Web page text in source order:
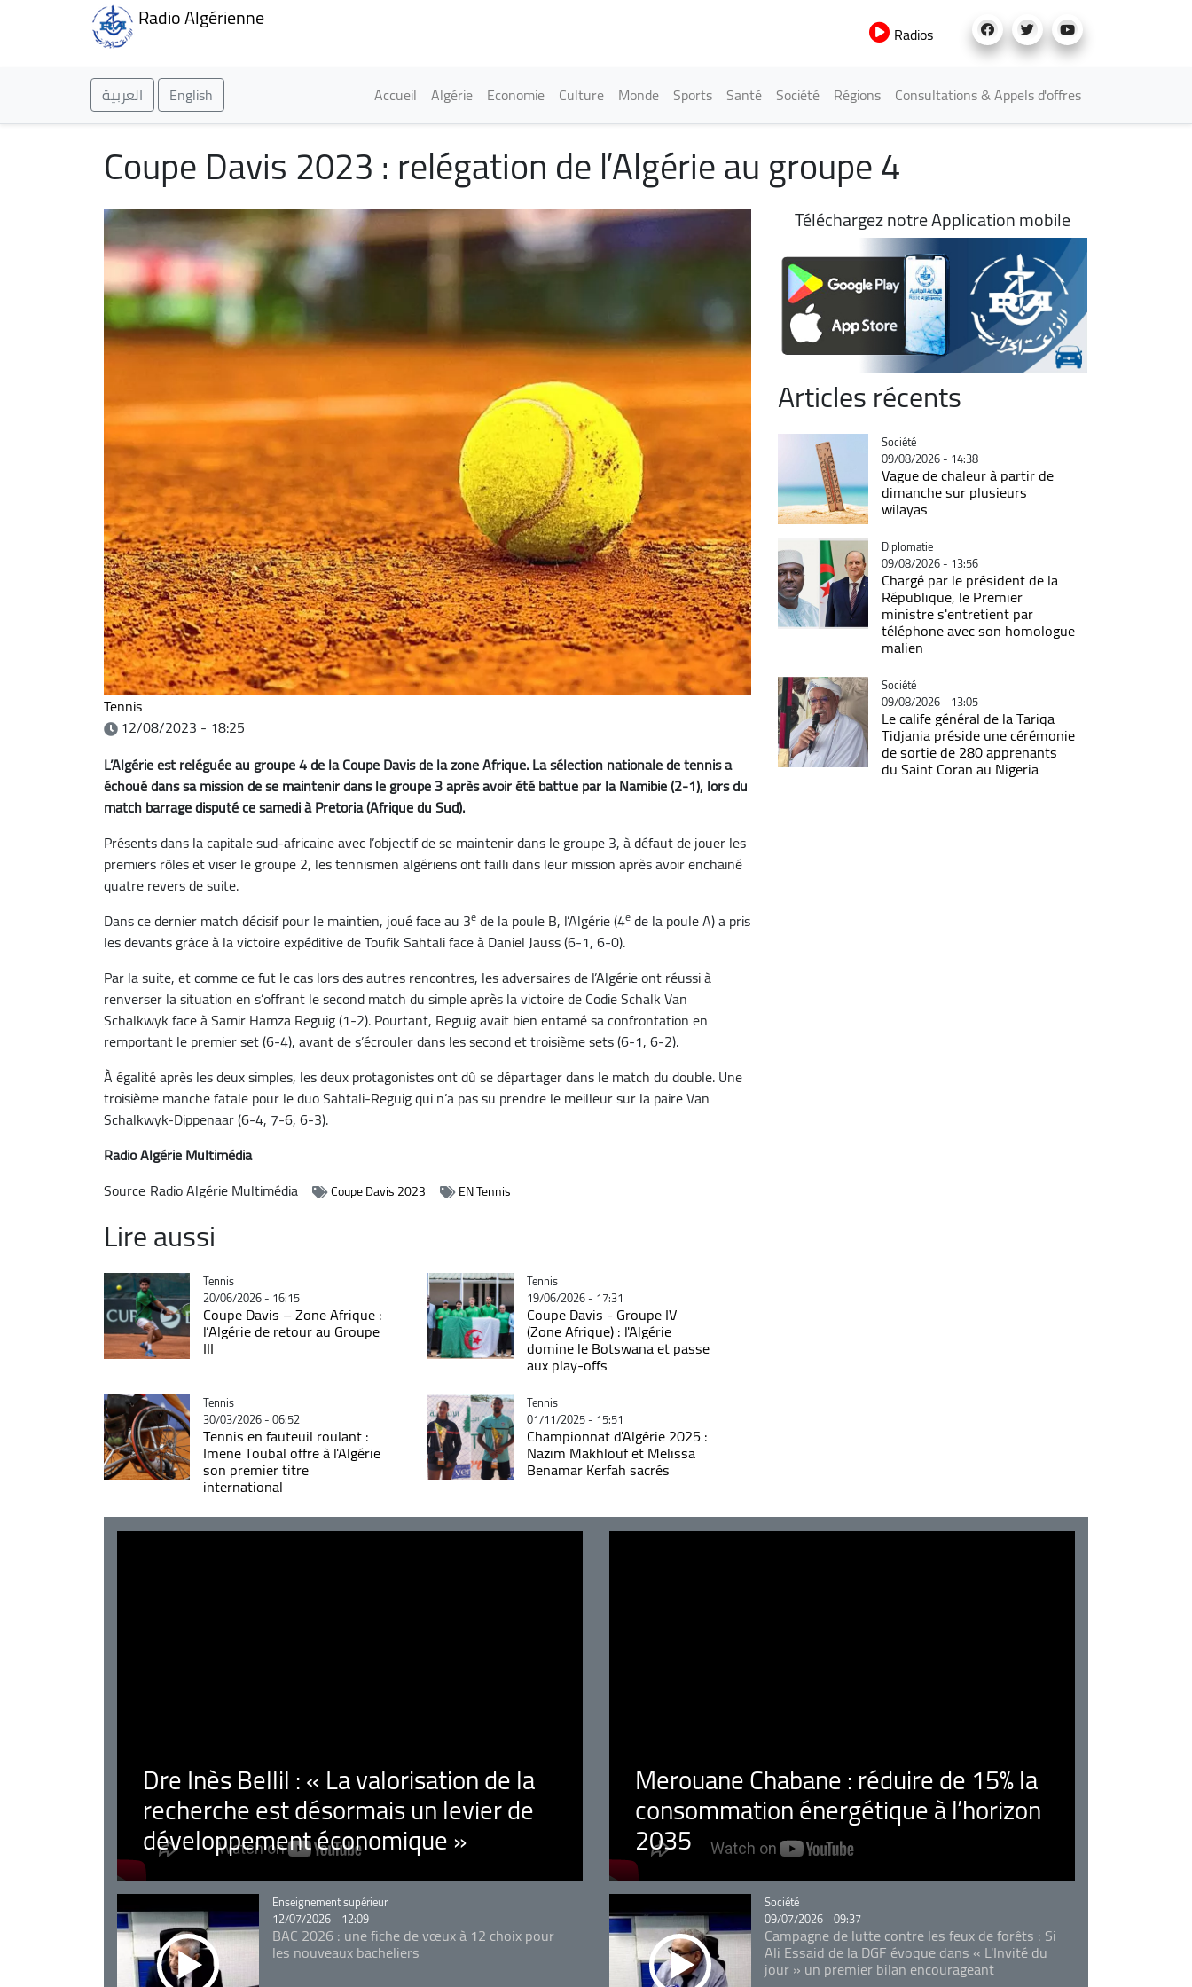
Radio Algérienne
Radios
العربية English Main navigation
Accueil Algérie Economie Culture Monde Sports Santé Société Régions Consultations & Appels d'offres
Coupe Davis 2023 : relégation de l’Algérie au groupe 4
Tennis
12/08/2023 - 18:25
L’Algérie est reléguée au groupe 4 de la Coupe Davis de la zone Afrique. La sélection nationale de tennis a
échoué dans sa mission de se maintenir dans le groupe 3 après avoir été battue par la Namibie (2-1), lors du
match barrage disputé ce samedi à Pretoria (Afrique du Sud).
Présents dans la capitale sud-africaine avec l’objectif de se maintenir dans le groupe 3, à défaut de jouer les
premiers rôles et viser le groupe 2, les tennismen algériens ont failli dans leur mission après avoir enchainé
quatre revers de suite.
Dans ce dernier match décisif pour le maintien, joué face au 3ede la poule B, l’Algérie (4ede la poule A) a pris
les devants grâce à la victoire expéditive de Toufik Sahtali face à Daniel Jauss (6-1, 6-0).
Par la suite, et comme ce fut le cas lors des autres rencontres, les adversaires de l’Algérie ont réussi à
renverser la situation en s’offrant le second match du simple après la victoire de Codie Schalk Van
Schalkwyk face à Samir Hamza Reguig (1-2). Pourtant, Reguig avait bien entamé sa confrontation en
remportant le premier set (6-4), avant de s’écrouler dans les second et troisième sets (6-1, 6-2).
À égalité après les deux simples, les deux protagonistes ont dû se départager dans le match du double. Une
troisième manche fatale pour le duo Sahtali-Reguig qui n’a pas su prendre le meilleur sur la paire Van
Schalkwyk-Dippenaar (6-4, 7-6, 6-3).
Radio Algérie Multimédia
Source Radio Algérie Multimédia Coupe Davis 2023 EN Tennis
Lire aussi
Catégorie
Tennis
20/06/2026 - 16:15
Coupe Davis – Zone Afrique :
l’Algérie de retour au Groupe
III
Catégorie
Tennis
19/06/2026 - 17:31
Coupe Davis - Groupe IV
(Zone Afrique) : l'Algérie
domine le Botswana et passe
aux play-offs
Catégorie
Tennis
30/03/2026 - 06:52
Tennis en fauteuil roulant :
Imene Toubal offre à l'Algérie
son premier titre
international
Catégorie
Tennis
01/11/2025 - 15:51
Championnat d'Algérie 2025 :
Nazim Makhlouf et Melissa
Benamar Kerfah sacrés
Téléchargez notre Application mobile
Articles récents
Catégorie
Société
09/08/2026 - 14:38
Vague de chaleur à partir de
dimanche sur plusieurs
wilayas
Catégorie
Diplomatie
09/08/2026 - 13:56
Chargé par le président de la
République, le Premier
ministre s'entretient par
téléphone avec son homologue
malien
Catégorie
Société
09/08/2026 - 13:05
Le calife général de la Tariqa
Tidjania préside une cérémonie
de sortie de 280 apprenants
du Saint Coran au Nigeria
Dre Inès Bellil : « La valorisation de la
recherche est désormais un levier de
développement économique »
Merouane Chabane : réduire de 15% la
consommation énergétique à l’horizon
2035
Catégorie
Enseignement supérieur
12/07/2026 - 12:09
BAC 2026 : une fiche de vœux à 12 choix pour
les nouveaux bacheliers
Catégorie
Société
09/07/2026 - 09:37
Campagne de lutte contre les feux de forêts : Si
Ali Essaid de la DGF évoque dans « L'Invité du
jour » un premier bilan encourageant